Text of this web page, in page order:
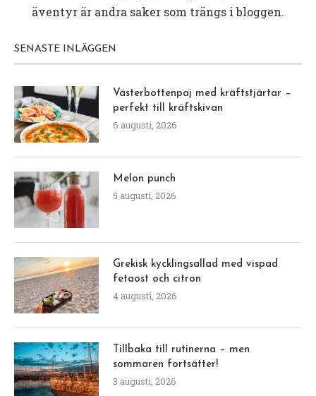
äventyr är andra saker som trängs i bloggen.
SENASTE INLÄGGEN
Västerbottenpaj med kräftstjärtar –
perfekt till kräftskivan
6 augusti, 2026
Melon punch
5 augusti, 2026
Grekisk kycklingsallad med vispad
fetaost och citron
4 augusti, 2026
Tillbaka till rutinerna – men
sommaren fortsätter!
3 augusti, 2026